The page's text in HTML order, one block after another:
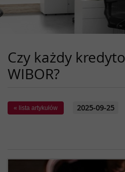
Czy każdy
WIBOR?
« lista artykułów 2025-09-25